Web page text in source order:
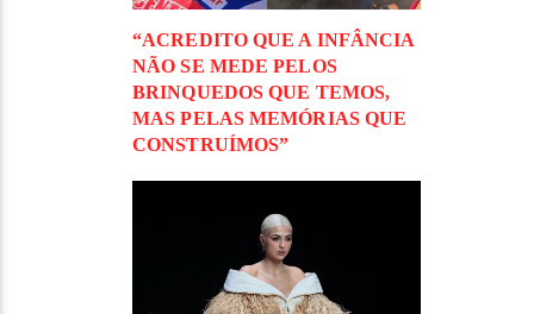
“ACREDITO QUE A INFÂNCIA
NÃO SE MEDE PELOS
BRINQUEDOS QUE TEMOS,
MAS PELAS MEMÓRIAS QUE
CONSTRUÍMOS”